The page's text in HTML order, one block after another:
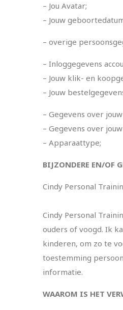
– Jou Avatar;
– Jouw
– overige
– Inloggegevens
– Jouw klik- en
– Jouw
– Gegevens over
– Gegevens over
– Apparaattype;
BIJZONDERE EN/OF
Cindy Personal
Cindy Personal
ouders of voogd. Ik
kinderen, om zo te
toestemming
informatie.
WAAROM IS HET